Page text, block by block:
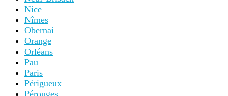
Nice
Nîmes
Obernai
Orange
Orléans
Pau
Paris
Périgueux
Pérouges